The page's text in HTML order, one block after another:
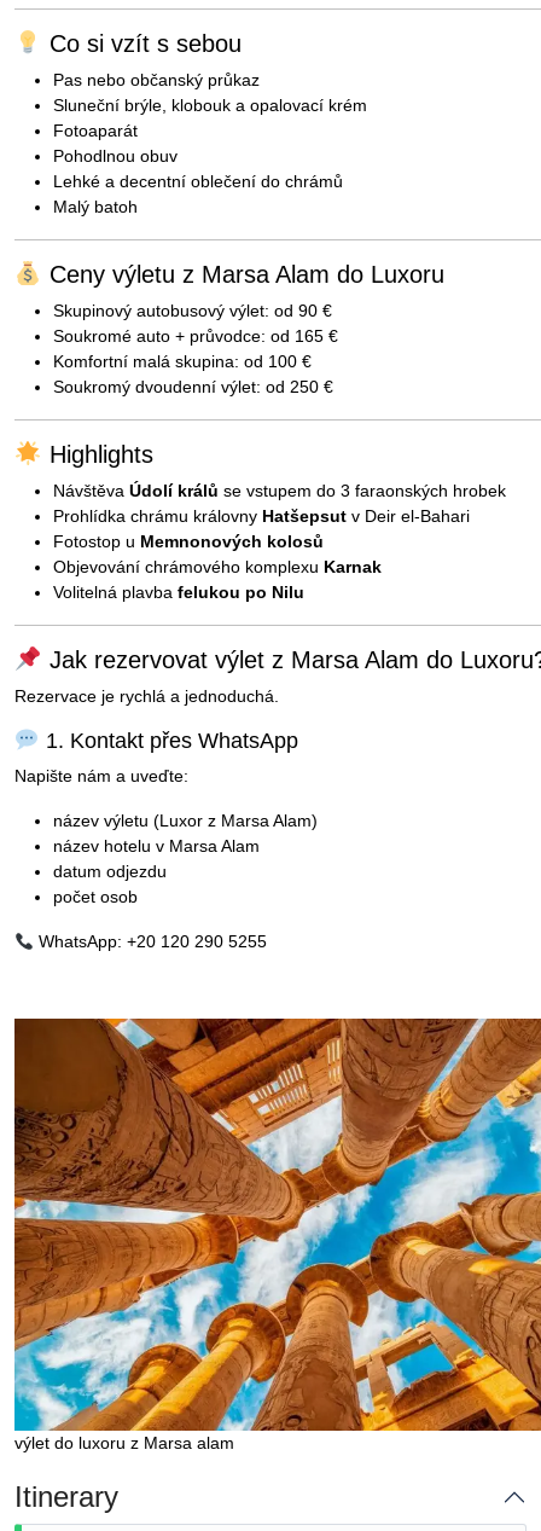
Co si vzít s sebou
Pas nebo občanský průkaz
Sluneční brýle, klobouk a opalovací krém
Fotoaparát
Pohodlnou obuv
Lehké a decentní oblečení do chrámů
Malý batoh
Ceny výletu z Marsa Alam do Luxoru
Skupinový autobusový výlet: od 90 €
Soukromé auto + průvodce: od 165 €
Komfortní malá skupina: od 100 €
Soukromý dvoudenní výlet: od 250 €
Highlights
Návštěva Údolí králů se vstupem do 3 faraonských hrobek
Prohlídka chrámu královny Hatšepsut v Deir el-Bahari
Fotostop u Memnonových kolosů
Objevování chrámového komplexu Karnak
Volitelná plavba felukou po Nilu
Jak rezervovat výlet z Marsa Alam do
Rezervace je rychlá a jednoduchá.
1. Kontakt přes WhatsApp
Napište nám a uveďte:
název výletu (Luxor z Marsa Alam)
název hotelu v Marsa Alam
datum odjezdu
počet osob
WhatsApp: +20 120 290 5255
výlet do luxoru z Marsa alam
Itinerary